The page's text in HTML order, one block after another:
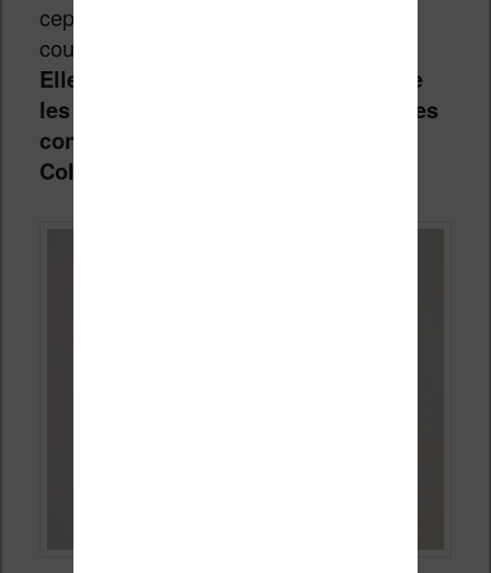
cependant je dois souligner que les
couleurs de cet écran sont excellentes.
Elles sont même plus profondes que
les couleurs affichées par les liseuses
concurrentes comme la Kobo Libra
Colour